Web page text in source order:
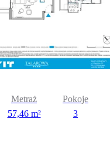
Metraż
57,46 m²
Pokoje
3